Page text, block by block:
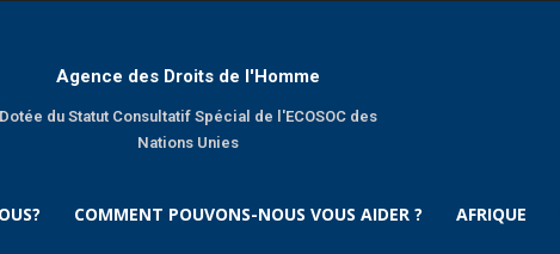
Agence des Droits de l'Homme
Dotée du Statut Consultatif Spécial de l'ECOSOC des
Nations Unies
COMMENT POUVONS-NOUS VOUS AIDER ? AFRIQUE